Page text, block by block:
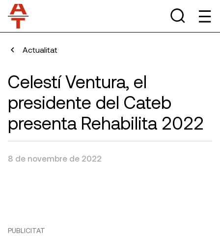
Actualitat
Celestí Ventura, el
presidente del Cateb
presenta Rehabilita 2022
8 de novembre de 2022
PUBLICITAT